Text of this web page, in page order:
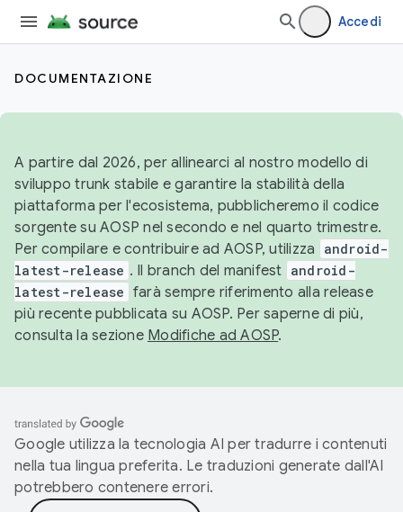
Accedi
DOCUMENTAZIONE
A partire dal 2026, per allinearci al nostro modello di
sviluppo trunk stabile e garantire la stabilità della
piattaforma per l'ecosistema, pubblicheremo il codice
sorgente su AOSP nel secondo e nel quarto trimestre.
Per compilare e contribuire ad AOSP, utilizza
android-
latest-release . Il branch del manifest android-
latest-release farà sempre riferimento alla release
più recente pubblicata su AOSP. Per saperne di più,
consulta la sezione Modifiche ad AOSP.
Google utilizza la tecnologia AI per tradurre i contenuti
nella tua lingua preferita. Le traduzioni generate dall'AI
potrebbero contenere errori.